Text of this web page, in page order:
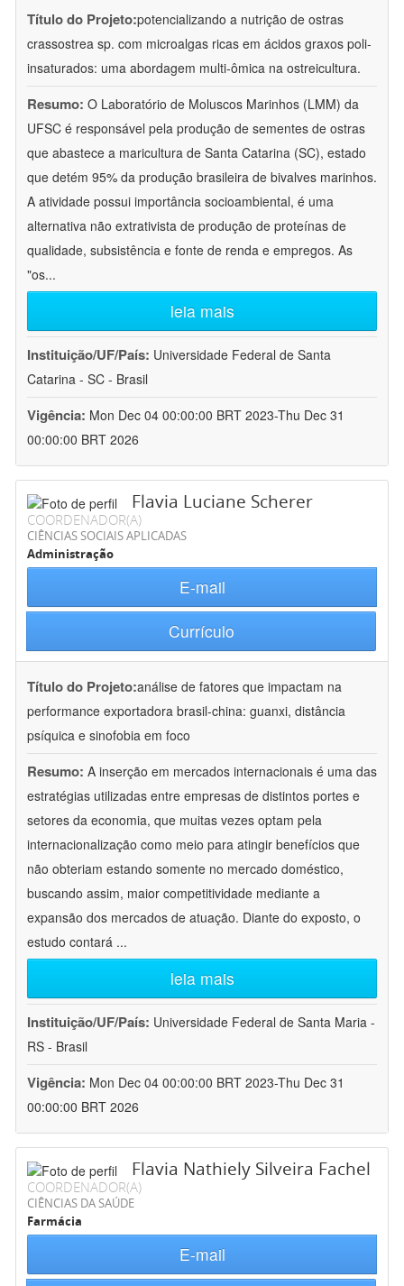
Título do Projeto:potencializando a nutrição de ostras
crassostrea sp. com microalgas ricas em ácidos graxos poli-
insaturados: uma abordagem multi-ômica na ostreicultura.
Resumo: O Laboratório de Moluscos Marinhos (LMM) da
UFSC é responsável pela produção de sementes de ostras
que abastece a maricultura de Santa Catarina (SC), estado
que detém 95% da produção brasileira de bivalves marinhos.
A atividade possui importância socioambiental, é uma
alternativa não extrativista de produção de proteínas de
qualidade, subsistência e fonte de renda e empregos. As
"os...
leia mais
Instituição/UF/País: Universidade Federal de Santa
Catarina - SC - Brasil
Vigência: Mon Dec 04 00:00:00 BRT 2023-Thu Dec 31
00:00:00 BRT 2026
Flavia Luciane Scherer
COORDENADOR(A)
CIÊNCIAS SOCIAIS APLICADAS
Administração
E-mail
Currículo
Título do Projeto:análise de fatores que impactam na
performance exportadora brasil-china: guanxi, distância
psíquica e sinofobia em foco
Resumo: A inserção em mercados internacionais é uma das
estratégias utilizadas entre empresas de distintos portes e
setores da economia, que muitas vezes optam pela
internacionalização como meio para atingir benefícios que
não obteriam estando somente no mercado doméstico,
buscando assim, maior competitividade mediante a
expansão dos mercados de atuação. Diante do exposto, o
estudo contará ...
leia mais
Instituição/UF/País: Universidade Federal de Santa Maria -
RS - Brasil
Vigência: Mon Dec 04 00:00:00 BRT 2023-Thu Dec 31
00:00:00 BRT 2026
Flavia Nathiely Silveira Fachel
COORDENADOR(A)
CIÊNCIAS DA SAÚDE
Farmácia
E-mail